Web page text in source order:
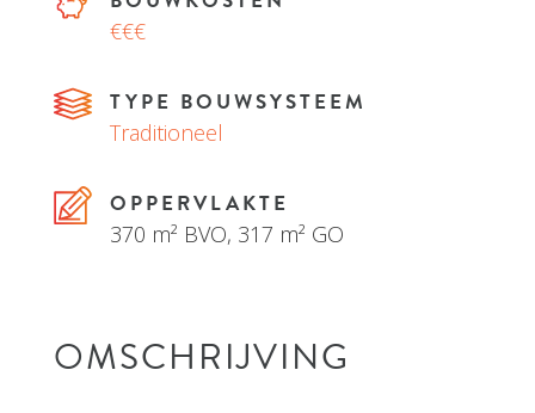
BOUWKOSTEN
€€€
TYPE BOUWSYSTEEM
Traditioneel